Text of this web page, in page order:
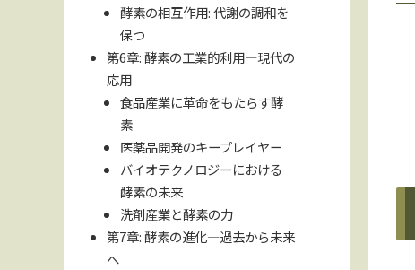
酵素の相互作用: 代謝の調和を
保つ
第6章: 酵素の工業的利用—現代の
応用
食品産業に革命をもたらす酵
素
医薬品開発のキープレイヤー
バイオテクノロジーにおける
酵素の未来
洗剤産業と酵素の力
第7章: 酵素の進化—過去から未来
へ